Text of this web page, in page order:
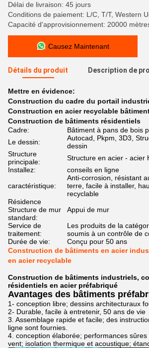
Délai de livraison: 45 jours
Conditions de paiement: L/C, T/T, Western
Capacité d'approvisionnement: 20000
Causez Maintenant
Détails du produit Description de
Mettre en évidence:
Construction du cadre du portail
Construction en acier recyclable
Construction de bâtiments résidentiels
Cadre:
Bâtiment à pans de bois
Le dessin:
Autocad, Pkpm, 3D3,
dessin
Structure
principale:
Structure en acier - acier
Installez:
conseils en ligne
caractéristique:
Anti-corrosion, résistant
terre, facile à installer,
recyclable
Résidence
Structure de mur
standard:
Appui de mur
Service de
traitement:
Les produits de la
soumis à un contrôle de
Durée de vie:
Conçu pour 50 ans
Construction de bâtiments en acier
en acier recyclable
Construction de bâtiments industriels,
résidentiels en acier préfabriqué
Avantages des bâtiments
1- conception libre; dessins architecturaux
2- Durable, facile à entretenir, 50 ans de vie
3. Assemblage rapide et facile; des
ligne sont fournies.
4. conception élaborée; performances sûres
vent; isolation thermique et acoustique;